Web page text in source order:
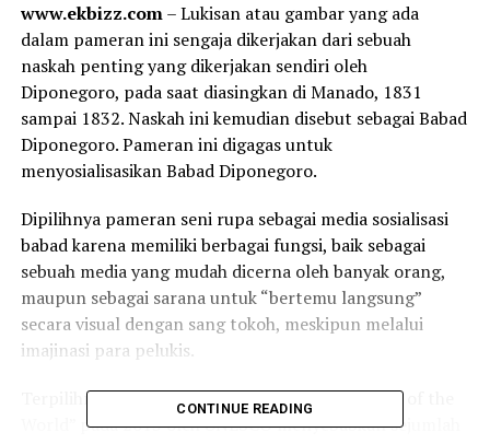
www.ekbizz.com– Lukisan atau gambar yang ada
dalam pameran ini sengaja dikerjakan dari sebuah
naskah penting yang dikerjakan sendiri oleh
Diponegoro, pada saat diasingkan di Manado, 1831
sampai 1832. Naskah ini kemudian disebut sebagai Babad
Diponegoro. Pameran ini digagas untuk
menyosialisasikan Babad Diponegoro.
Dipilihnya pameran seni rupa sebagai media sosialisasi
babad karena memiliki berbagai fungsi, baik sebagai
sebuah media yang mudah dicerna oleh banyak orang,
maupun sebagai sarana untuk “bertemu langsung”
secara visual dengan sang tokoh, meskipun melalui
imajinasi para pelukis.
Terpilihnya Babad Diponegoro sebagai “Memory of the
World” pada 2013 oleh UNESCO menyebabkan sejumlah
CONTINUE READING